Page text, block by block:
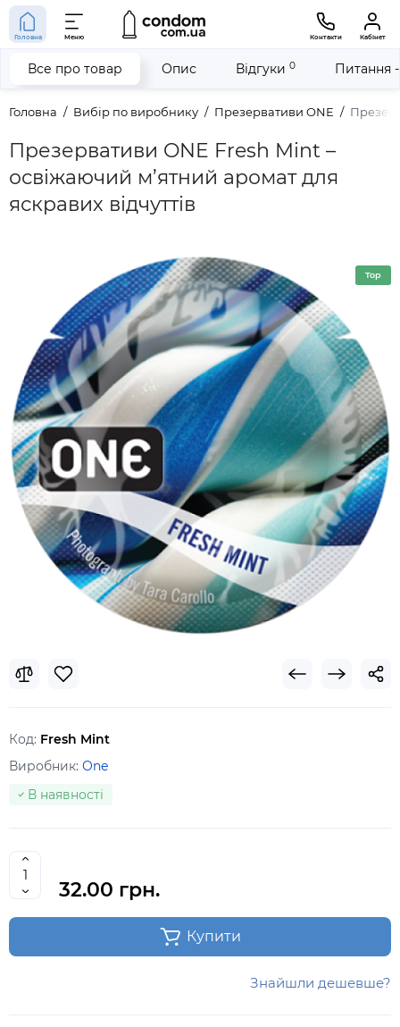
Головна Меню Контакти Кабінет
Головна Вибір по виробнику Презервативи ONE
Презервативи ONE Fresh Mint –
освіжаючий м’ятний аромат для
яскравих відчуттів
Все про товар Опис Відгуки 0 Питання
Top
Код: Fresh Mint
Виробник: One
В наявності
32.00 грн.
Купити
Знайшли дешевше?